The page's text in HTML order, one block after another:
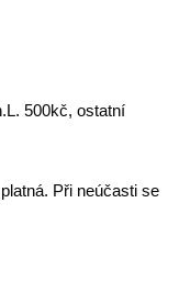
500kč, ostatní
Při neúčasti se